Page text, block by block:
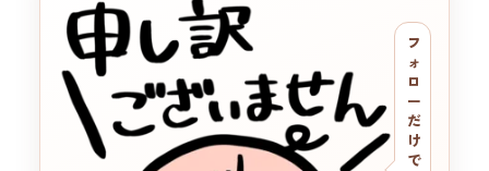
フ
ォ
ロ
ー
だ
け
で